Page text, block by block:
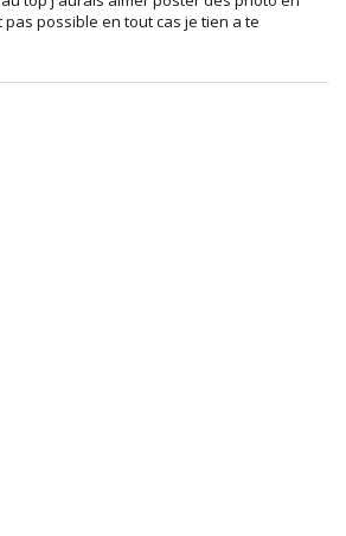
possible en tout cas je tien a te